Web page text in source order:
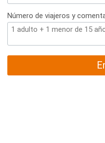
Número de viajeros y